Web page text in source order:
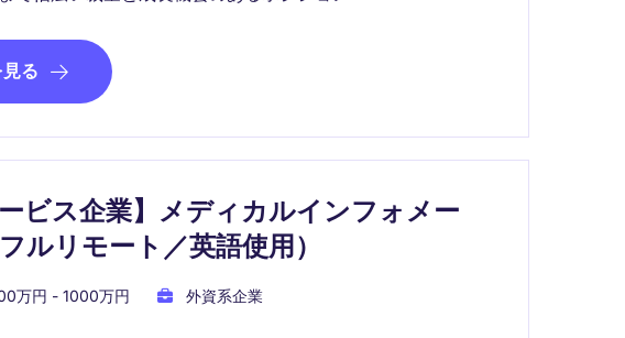
る
ビス企業】メディカルインフォメー
ルリモート／英語使用）
万円 - 1000万円
外資系企業